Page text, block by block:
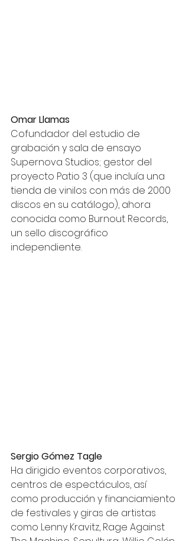
Omar Llamas
Cofundador del estudio de
grabación y sala de ensayo
Supernova Studios; gestor del
proyecto Patio 3 (que incluía una
tienda de vinilos con más de 2000
discos en su catálogo), ahora
conocida como Burnout Records,
un sello discográfico
independiente.
Sergio Gómez Tagle
Ha dirigido eventos corporativos,
centros de espectáculos, así
como producción y financiamiento
de festivales y giras de artistas
como Lenny Kravitz, Rage Against